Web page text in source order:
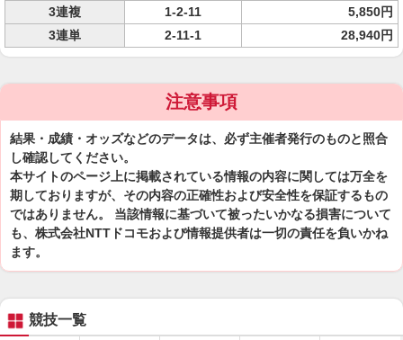
3連複
1-2-11
5,850円
3連単
2-11-1 28,940円
注意事項
結果・成績・オッズなどのデータは、必ず主催者発行のものと照合
し確認してください。
本サイトのページ上に掲載されている情報の内容に関しては万全を
期しておりますが、その内容の正確性および安全性を保証するもの
ではありません。 当該情報に基づいて被ったいかなる損害について
も、株式会社NTTドコモおよび情報提供者は一切の責任を負いかね
ます。
競技一覧